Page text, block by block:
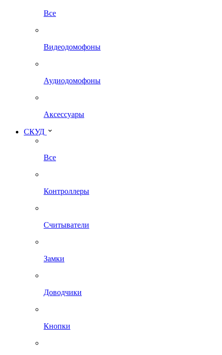
Все
Видеодомофоны
Аудиодомофоны
Аксессуары
СКУД
Все
Контроллеры
Считыватели
Замки
Доводчики
Кнопки